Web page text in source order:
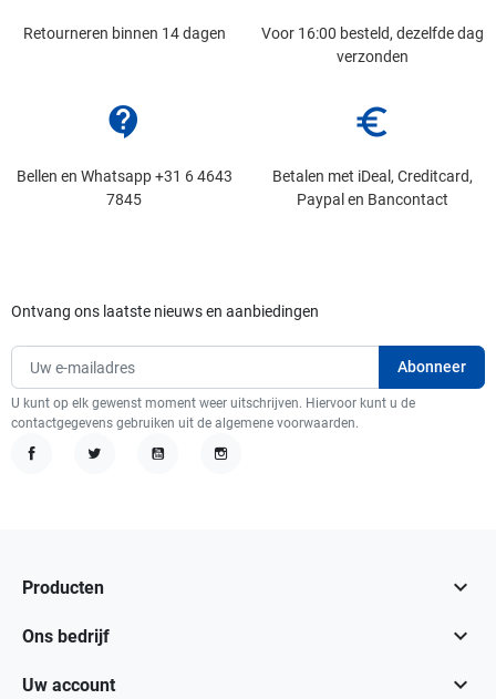
Retourneren binnen 14 dagen
Voor 16:00 besteld, dezelfde dag
verzonden
contact_support
Bellen en Whatsapp +31 6 4643
7845
euro_symbol
Betalen met iDeal, Creditcard,
Paypal en Bancontact
Ontvang ons laatste nieuws en aanbiedingen
U kunt op elk gewenst moment weer uitschrijven. Hiervoor kunt u de
contactgegevens gebruiken uit de algemene voorwaarden.
Producten 
Ons bedrijf 
Uw account 